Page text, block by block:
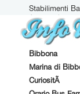
Stabilimenti
Attrezzati
Bibbona
Marina di
CuriositÃ